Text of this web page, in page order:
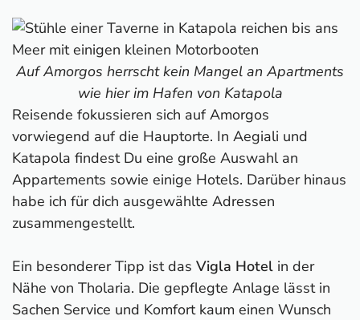
Auf Amorgos herrscht kein Mangel an Apartments
wie hier im Hafen von Katapola
Reisende fokussieren sich auf Amorgos
vorwiegend auf die Hauptorte. In Aegiali und
Katapola findest Du eine große Auswahl an
Appartements sowie einige Hotels. Darüber hinaus
habe ich für dich ausgewählte Adressen
zusammengestellt.
Ein besonderer Tipp ist das Vigla Hotel in der
Nähe von Tholaria. Die gepflegte Anlage lässt in
Sachen Service und Komfort kaum einen Wunsch